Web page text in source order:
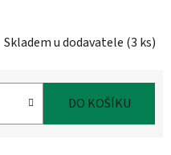
Skladem u dodavatele (3 ks)
DO KOŠÍKU